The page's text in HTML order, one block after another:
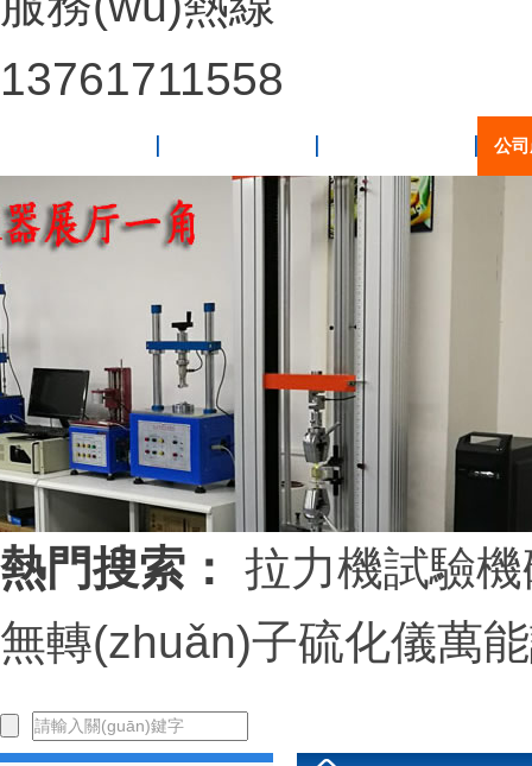
13761711558
公
熱門搜索： 拉力機試驗機
無轉(zhuǎn)子硫化儀萬